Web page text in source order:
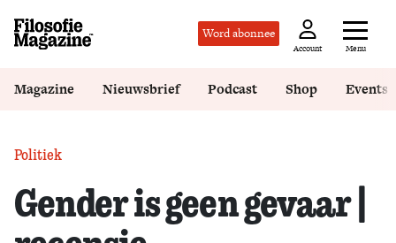
Word abonnee
Account Menu
Magazine Nieuwsbrief Podcast Shop Events
Politiek
Gender is geen gevaar |